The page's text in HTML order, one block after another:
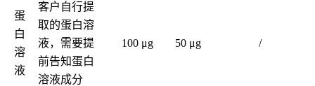
蛋
白
溶
液
客户自行提
取的蛋白溶
液，需要提
前告知蛋白
溶液成分
100 μg 50 μg /